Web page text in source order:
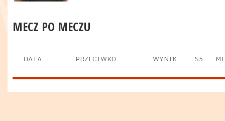
MECZ PO MECZU
DATA PRZECIWKO WYNIK S5